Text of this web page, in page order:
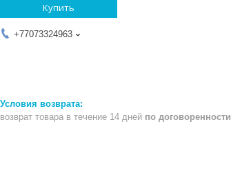
Купить
+77073324963
возврат товара в течение 14 дней по договоренности